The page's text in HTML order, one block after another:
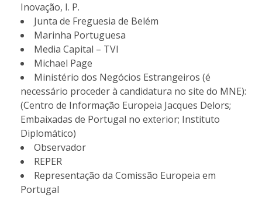
Inovação, I. P.
Junta de Freguesia de Belém
Marinha Portuguesa
Media Capital – TVI
Michael Page
Ministério dos Negócios Estrangeiros (é
necessário proceder à candidatura no site do MNE):
(Centro de Informação Europeia Jacques Delors;
Embaixadas de Portugal no exterior; Instituto
Diplomático)
Observador
REPER
Representação da Comissão Europeia em
Portugal